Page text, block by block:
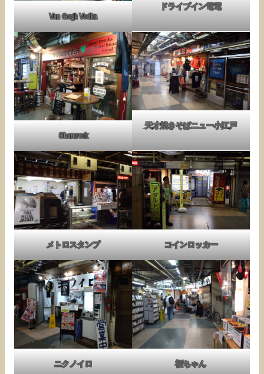
Van Gogh Vodka
ドライブイン電電
Shamrock
天才焼きそばニュー小江戸
メトロスタンプ コインロッカー
ニクノイロ 福ちゃん